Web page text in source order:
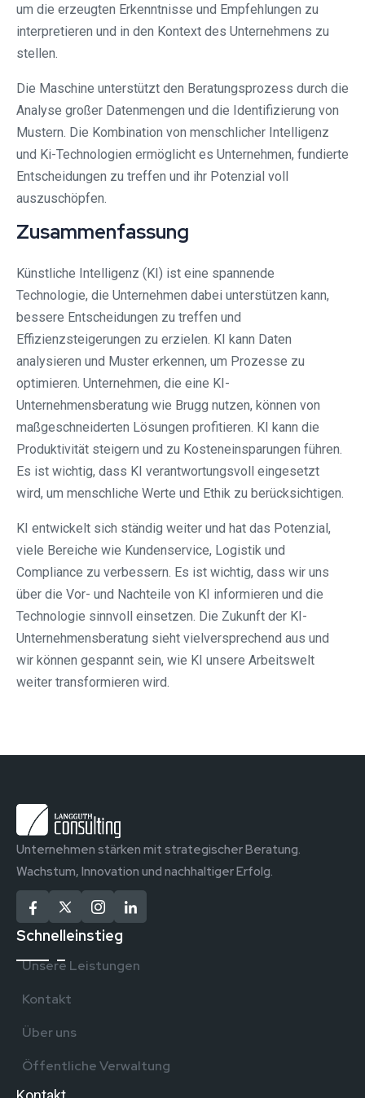
um die erzeugten Erkenntnisse und Empfehlungen zu
interpretieren und in den Kontext des Unternehmens zu
stellen.
Die Maschine unterstützt den Beratungsprozess durch die
Analyse großer Datenmengen und die Identifizierung von
Mustern. Die Kombination von menschlicher Intelligenz
und Ki-Technologien ermöglicht es Unternehmen, fundierte
Entscheidungen zu treffen und ihr Potenzial voll
auszuschöpfen.
Zusammenfassung
Künstliche Intelligenz (KI) ist eine spannende
Technologie, die Unternehmen dabei unterstützen kann,
bessere Entscheidungen zu treffen und
Effizienzsteigerungen zu erzielen. KI kann Daten
analysieren und Muster erkennen, um Prozesse zu
optimieren. Unternehmen, die eine KI-
Unternehmensberatung wie Brugg nutzen, können von
maßgeschneiderten Lösungen profitieren. KI kann die
Produktivität steigern und zu Kosteneinsparungen führen.
Es ist wichtig, dass KI verantwortungsvoll eingesetzt
wird, um menschliche Werte und Ethik zu berücksichtigen.
KI entwickelt sich ständig weiter und hat das Potenzial,
viele Bereiche wie Kundenservice, Logistik und
Compliance zu verbessern. Es ist wichtig, dass wir uns
über die Vor- und Nachteile von KI informieren und die
Technologie sinnvoll einsetzen. Die Zukunft der KI-
Unternehmensberatung sieht vielversprechend aus und
wir können gespannt sein, wie KI unsere Arbeitswelt
weiter transformieren wird.
Unternehmen stärken mit strategischer Beratung.
Wachstum, Innovation und nachhaltiger Erfolg.
Schnelleinstieg
Unsere Leistungen
Kontakt
Über uns
Öffentliche Verwaltung